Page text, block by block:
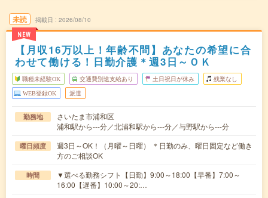
未読
NEW
掲載日 2026/08/10
【月収16万以上！年齢不問】あなたの希望に合
わせて働ける！日勤介護＊週3日～ＯＫ
職種未経験OK 交通費別途支給あり 土日祝日が休み 残業なし
WEB登録OK 派遣
勤務地
さいたま市浦和区
浦和駅から---分／北浦和駅から---分／与野駅から---分
曜日頻度
週3日～OK！（月曜～日曜） ＊日勤のみ、曜日固定など働き
方のご相談OK
時間
▼選べる勤務シフト【日勤】9:00～18:00【早番】7:00～
16:00【遅番】10:00～20:…